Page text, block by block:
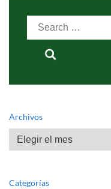
Search
Archivos
Archivos
Categorías